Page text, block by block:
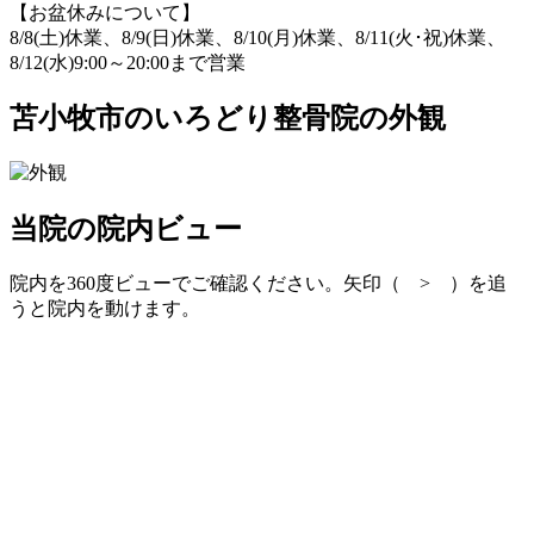
【お盆休みについて】
8/8(土)休業、8/9(日)休業、8/10(月)休業、8/11(火･祝)休業、
8/12(水)9:00～20:00まで営業
苫小牧市のいろどり整骨院の外観
当院の院内ビュー
院内を360度ビューでご確認ください。矢印（ > ）を追
うと院内を動けます。